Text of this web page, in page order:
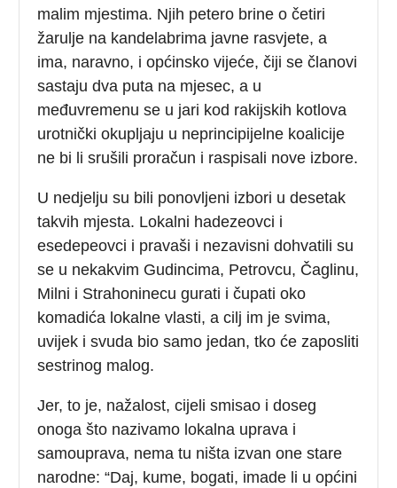
malim mjestima. Njih petero brine o četiri
žarulje na kandelabrima javne rasvjete, a
ima, naravno, i općinsko vijeće, čiji se članovi
sastaju dva puta na mjesec, a u
međuvremenu se u jari kod rakijskih kotlova
urotnički okupljaju u neprincipijelne koalicije
ne bi li srušili proračun i raspisali nove izbore.
U nedjelju su bili ponovljeni izbori u desetak
takvih mjesta. Lokalni hadezeovci i
esedepeovci i pravaši i nezavisni dohvatili su
se u nekakvim Gudincima, Petrovcu, Čaglinu,
Milni i Strahoninecu gurati i čupati oko
komadića lokalne vlasti, a cilj im je svima,
uvijek i svuda bio samo jedan, tko će zaposliti
sestrinog malog.
Jer, to je, nažalost, cijeli smisao i doseg
onoga što nazivamo lokalna uprava i
samouprava, nema tu ništa izvan one stare
narodne: “Daj, kume, bogati, imade li u općini